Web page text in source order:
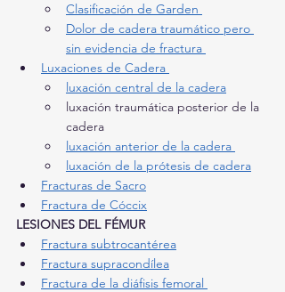
Clasificación de Garden
Dolor de cadera traumático pero
sin evidencia de fractura
Luxaciones de Cadera
luxación central de la cadera
luxación traumática posterior de la
cadera
luxación anterior de la cadera
luxación de la prótesis de cadera
Fracturas de Sacro
Fractura de Cóccix
LESIONES DEL FÉMUR
Fractura subtrocantérea
Fractura supracondílea
Fractura de la diáfisis femoral